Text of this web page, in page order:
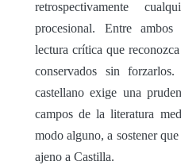
retrospectivamente
procesional. Entre
lectura crítica que
conservados sin
castellano exige una
campos de la literatura
modo alguno, a sostener
ajeno a Castilla.